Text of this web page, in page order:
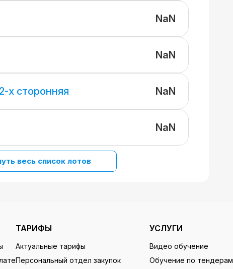
NaN
NaN
х сторонняя NaN
NaN
весь список лотов
ТАРИФЫ
Актуальные тарифы
Персональный отдел закупок
УСЛУГИ
Видео обучение
Обучение по тендерам